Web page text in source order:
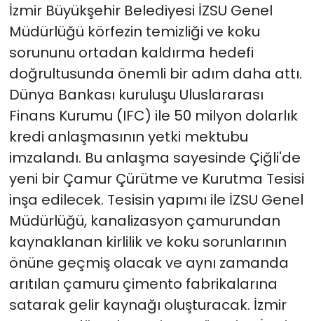
İzmir Büyükşehir Belediyesi İZSU Genel
Müdürlüğü körfezin temizliği ve koku
sorununu ortadan kaldırma hedefi
doğrultusunda önemli bir adım daha attı.
Dünya Bankası kuruluşu Uluslararası
Finans Kurumu (IFC) ile 50 milyon dolarlık
kredi anlaşmasının yetki mektubu
imzalandı. Bu anlaşma sayesinde Çiğli'de
yeni bir Çamur Çürütme ve Kurutma Tesisi
inşa edilecek. Tesisin yapımı ile İZSU Genel
Müdürlüğü, kanalizasyon çamurundan
kaynaklanan kirlilik ve koku sorunlarının
önüne geçmiş olacak ve aynı zamanda
arıtılan çamuru çimento fabrikalarına
satarak gelir kaynağı oluşturacak. İzmir